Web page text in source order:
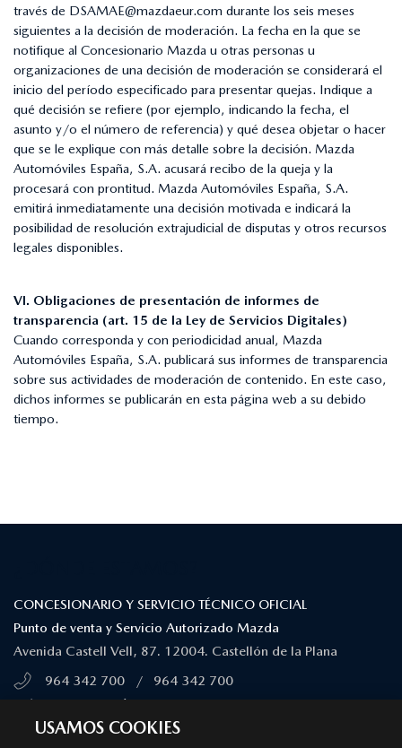
través de DSAMAE@mazdaeur.com durante los seis meses
siguientes a la decisión de moderación. La fecha en la que se
notifique al Concesionario Mazda u otras personas u
organizaciones de una decisión de moderación se considerará el
inicio del período especificado para presentar quejas. Indique a
qué decisión se refiere (por ejemplo, indicando la fecha, el
asunto y/o el número de referencia) y qué desea objetar o hacer
que se le explique con más detalle sobre la decisión. Mazda
Automóviles España, S.A. acusará recibo de la queja y la
procesará con prontitud. Mazda Automóviles España, S.A.
emitirá inmediatamente una decisión motivada e indicará la
posibilidad de resolución extrajudicial de disputas y otros recursos
legales disponibles.
VI. Obligaciones de presentación de informes de
transparencia (art. 15 de la Ley de Servicios Digitales)
Cuando corresponda y con periodicidad anual, Mazda
Automóviles España, S.A. publicará sus informes de transparencia
sobre sus actividades de moderación de contenido. En este caso,
dichos informes se publicarán en esta página web a su debido
tiempo.
CONCESIONARIO Y SERVICIO TÉCNICO OFICIAL
Punto de venta y Servicio Autorizado Mazda
Avenida Castell Vell, 87. 12004. Castellón de la Plana
964 342 700
/
964 342 700
USAMOS COOKIES